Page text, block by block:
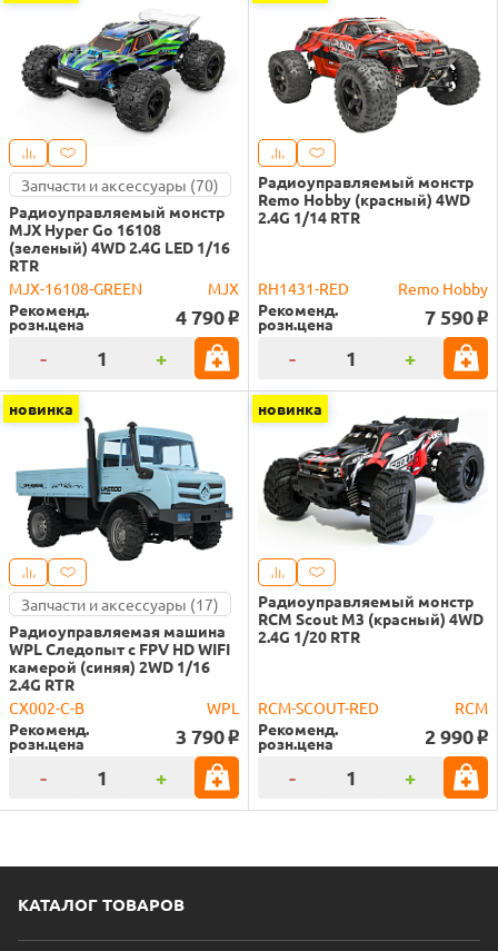
Запчасти и аксессуары (70)
Радиоуправляемый монстр
MJX Hyper Go 16108
(зеленый) 4WD 2.4G LED 1/16
RTR
MJX-16108-GREEN
MJX
Рекоменд.
розн.цена 4 790 o
- +
Радиоуправляемый монстр
Remo Hobby (красный) 4WD
2.4G 1/14 RTR
RH1431-RED
Remo Hobby
Рекоменд.
розн.цена 7 590 o
- +
новинка
Запчасти и аксессуары (17)
Радиоуправляемая машина
WPL Следопыт с FPV HD WIFI
камерой (синяя) 2WD 1/16
2.4G RTR
CX002-C-B
WPL
Рекоменд.
розн.цена 3 790 o
- +
новинка
Радиоуправляемый монстр
RCM Scout M3 (красный) 4WD
2.4G 1/20 RTR
RCM-SCOUT-RED
RCM
Рекоменд.
розн.цена 2 990 o
- +
КАТАЛОГ ТОВАРОВ